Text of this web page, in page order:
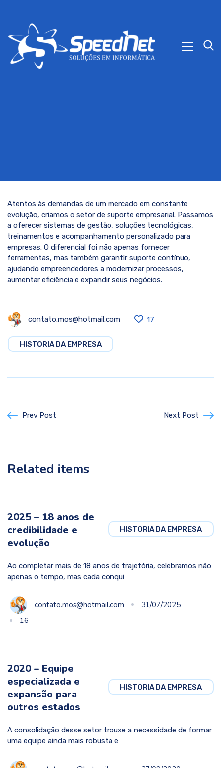
Atentos às demandas de um mercado em constante
evolução, criamos o setor de suporte empresarial. Passamos
a oferecer sistemas de gestão, soluções tecnológicas,
treinamentos e acompanhamento personalizado para
empresas. O diferencial foi não apenas fornecer
ferramentas, mas também garantir suporte contínuo,
ajudando empreendedores a modernizar processos,
aumentar eficiência e expandir seus negócios.
contato.mos@hotmail.com 17
HISTORIA DA EMPRESA
Prev Post Next Post
Related items
HISTORIA DA EMPRESA
2025 – 18 anos de
credibilidade e
evolução
Ao completar mais de 18 anos de trajetória, celebramos não
apenas o tempo, mas cada conqui
contato.mos@hotmail.com
31/07/2025
16
HISTORIA DA EMPRESA
2020 – Equipe
especializada e
expansão para
outros estados
A consolidação desse setor trouxe a necessidade de formar
uma equipe ainda mais robusta e